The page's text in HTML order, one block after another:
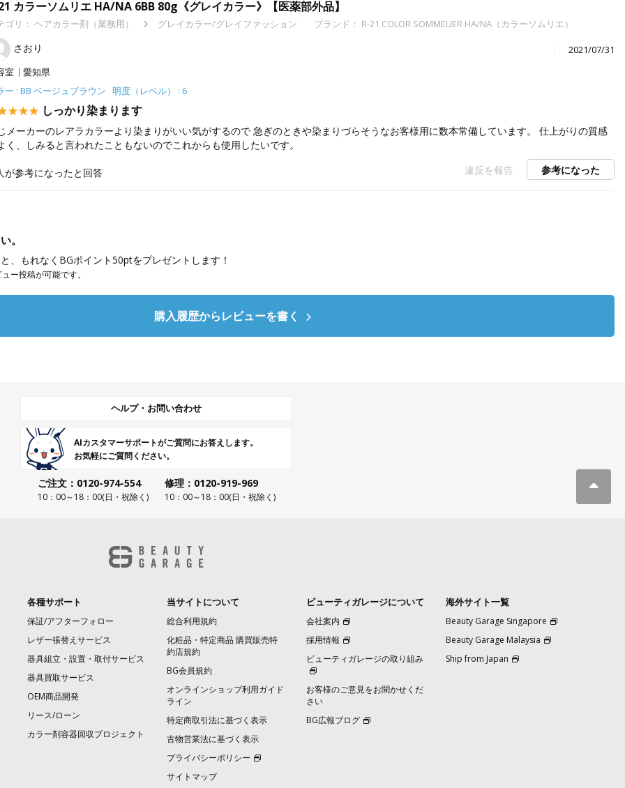
カラーソムリエ HA/NA 6BB 80g《グレイカラー》【医薬部外品】
ゴリ： ヘアカラー剤（業務用） グレイカラー/グレイファッション ブランド： R-21 COLOR SOMMELIER HA/NA（カラーソムリエ）
さおり
2021/07/31
室
愛知県
ー : BB ベージュブラウン 明度（レベル） : 6
しっかり染まります
メーカーのレアラカラーより染まりがいい気がするので 急ぎのときや染まりづらそうなお客様用に数本常備しています。 仕上がりの質感
く、しみると言われたこともないのでこれからも使用したいです。
が参考になったと回答 違反を報告 参考になった
。
、もれなくBGポイント50ptをプレゼントします！
ー投稿が可能です。
購入履歴からレビューを書く
ヘルプ・お問い合わせ
AIカスタマーサポートがご質問にお答えします。
お気軽にご質問ください。
ご注文：0120-974-554
10：00～18：00(日・祝除く)
修理：0120-919-969
10：00～18：00(日・祝除く)
各種サポート
保証/アフターフォロー
レザー張替えサービス
器具組立・設置・取付サービス
器具買取サービス
OEM商品開発
リース/ローン
カラー剤容器回収プロジェクト
当サイトについて
総合利用規約
化粧品・特定商品 購買販売特
約店規約
BG会員規約
オンラインショップ利用ガイド
ライン
特定商取引法に基づく表示
古物営業法に基づく表示
プライバシーポリシー
サイトマップ
ビューティガレージについて
会社案内
採用情報
ビューティガレージの取り組み
お客様のご意見をお聞かせくだ
さい
BG広報ブログ
海外サイト一覧
Beauty Garage Singapore
Beauty Garage Malaysia
Ship from Japan